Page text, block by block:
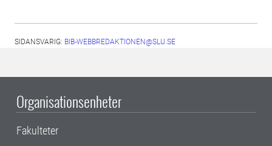
SIDANSVARIG: BIB-WEBBREDAKTIONEN@SLU.SE
Organisationsenheter
Fakulteter